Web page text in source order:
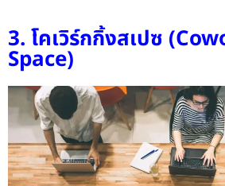
3. โคเวิร์กกิ้งสเปซ
Space)